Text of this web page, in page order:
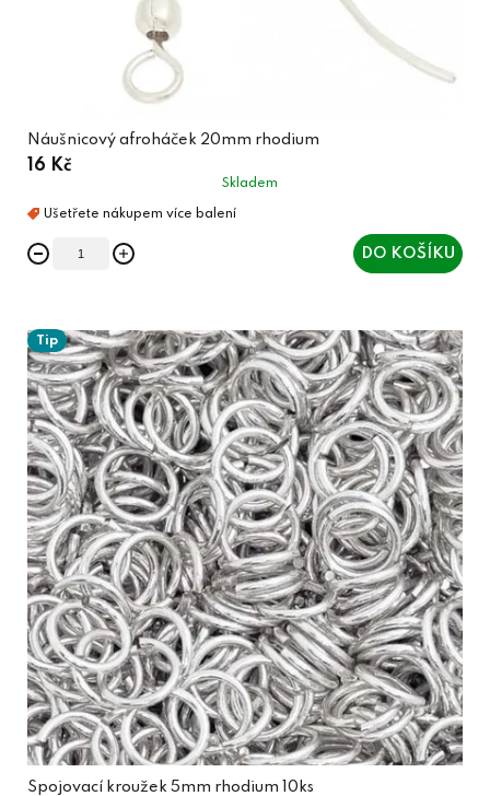
Náušnicový afroháček 20mm rhodium
16 Kč
Skladem
DO KOŠÍKU
Tip
Spojovací kroužek 5mm rhodium 10ks